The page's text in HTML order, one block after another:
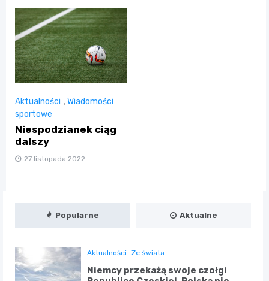
Aktualności ,Wiadomości
sportowe
Niespodzianek ciąg
dalszy
27 listopada 2022
Popularne Aktualne
Aktualności Ze świata
Niemcy przekażą swoje czołgi